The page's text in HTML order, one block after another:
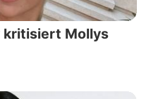
kritisiert Mollys